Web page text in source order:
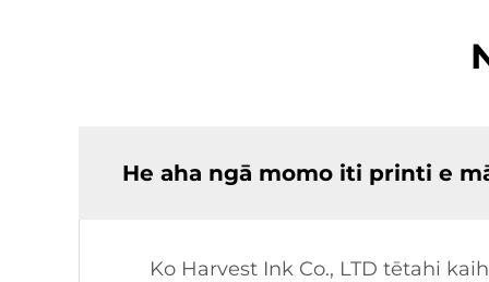
He aha ngā momo iti printi e
Ko Harvest Ink Co., LTD tētahi